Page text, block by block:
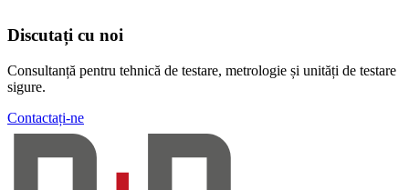
Discutați cu noi
Consultanță pentru tehnică de testare, metrologie și unități de testare
sigure.
Contactați-ne